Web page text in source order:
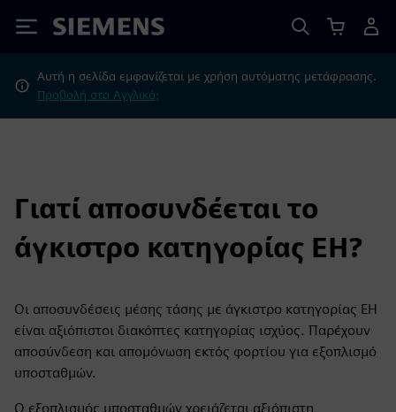
Siemens
Αυτή η σελίδα εμφανίζεται με χρήση αυτόματης μετάφρασης.
Προβολή στα Αγγλικά;
Γιατί αποσυνδέεται το
άγκιστρο κατηγορίας EH?
Οι αποσυνδέσεις μέσης τάσης με άγκιστρο κατηγορίας EH
είναι αξιόπιστοι διακόπτες κατηγορίας ισχύος. Παρέχουν
αποσύνδεση και απομόνωση εκτός φορτίου για εξοπλισμό
υποσταθμών.
Ο εξοπλισμός υποσταθμών χρειάζεται αξιόπιστη